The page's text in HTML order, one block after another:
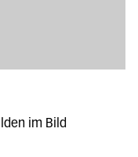
im Bild